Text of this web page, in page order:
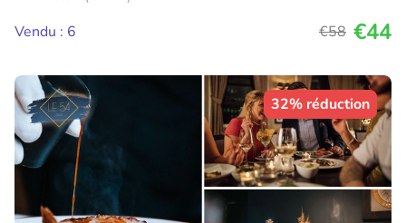
Vendu : 6
€58 €44
32% réduction